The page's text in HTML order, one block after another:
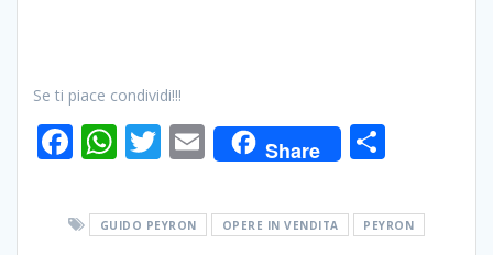
Se ti piace condividi!!!
F
e
W
at
T
itt
E
m
ai
Share
n
GUIDO PEYRON OPERE IN VENDITA PEYRON